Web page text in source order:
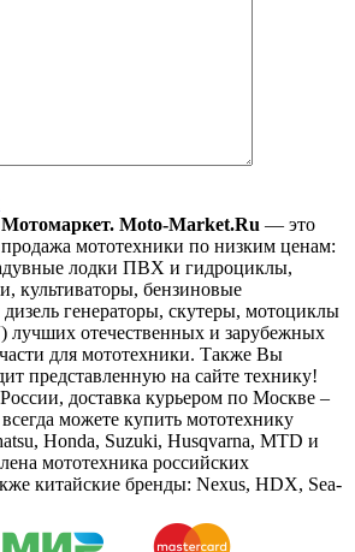
Moto-Market.Ru — это
мототехники по низким ценам:
лодки ПВХ и гидроциклы,
культиваторы, бензиновые
дизель генераторы, скутеры, мотоциклы
лучших отечественных и зарубежных
для мототехники. Также Вы
представленную на сайте технику!
доставка курьером по Москве –
можете купить мототехнику
Honda, Suzuki, Husqvarna, MTD и
мототехника российских
китайские бренды: Nexus, HDX, Sea-